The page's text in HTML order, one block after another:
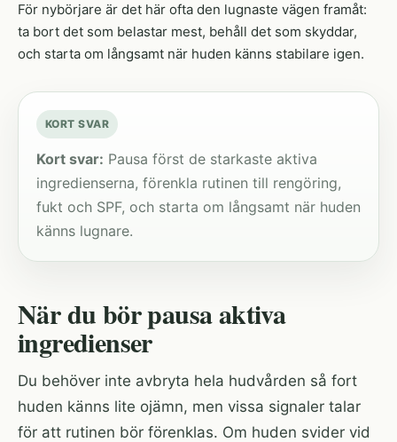
För nybörjare är det här ofta den lugnaste vägen framåt:
ta bort det som belastar mest, behåll det som skyddar,
och starta om långsamt när huden känns stabilare igen.
KORT SVAR
Kort svar: Pausa först de starkaste aktiva
ingredienserna, förenkla rutinen till rengöring,
fukt och SPF, och starta om långsamt när huden
känns lugnare.
När du bör pausa aktiva
ingredienser
Du behöver inte avbryta hela hudvården så fort
huden känns lite ojämn, men vissa signaler talar
för att rutinen bör förenklas. Om huden svider vid